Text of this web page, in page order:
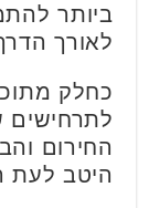
ביותר
לאורך
כחלק
לתרחישים
החירום
היטב לעת